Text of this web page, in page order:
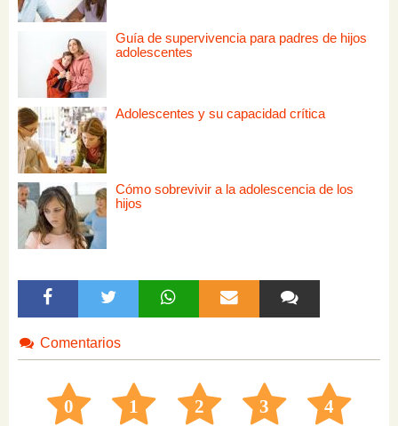
Guía de supervivencia para padres de hijos
adolescentes
Adolescentes y su capacidad crítica
Cómo sobrevivir a la adolescencia de los
hijos
Comentarios
0 1 2 3 4